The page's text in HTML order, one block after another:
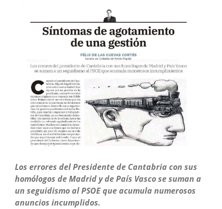
Los errores del Presidente de Cantabria con sus
homólogos de Madrid y de País Vasco se suman a
un seguidismo al PSOE que acumula numerosos
anuncios incumplidos.